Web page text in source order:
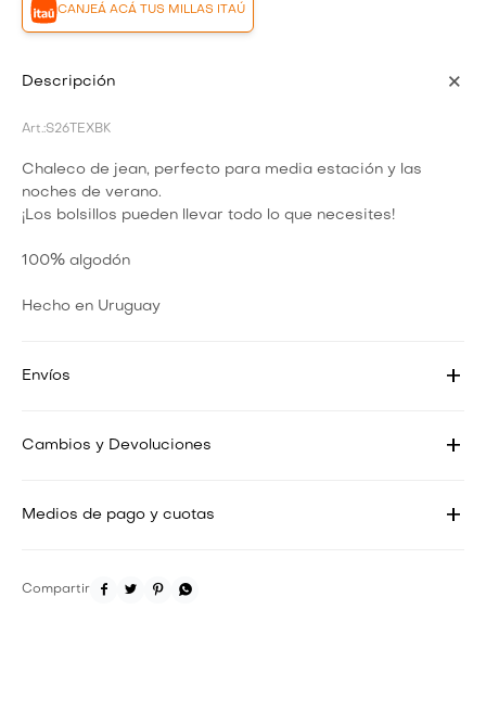
CANJEÁ ACÁ TUS MILLAS ITAÚ
Descripción
S26TEXBK
Chaleco de jean, perfecto para media estación y las
noches de verano.
¡Los bolsillos pueden llevar todo lo que necesites!
100% algodón
Hecho en Uruguay
Envíos
Cambios y Devoluciones
Medios de pago y cuotas
   